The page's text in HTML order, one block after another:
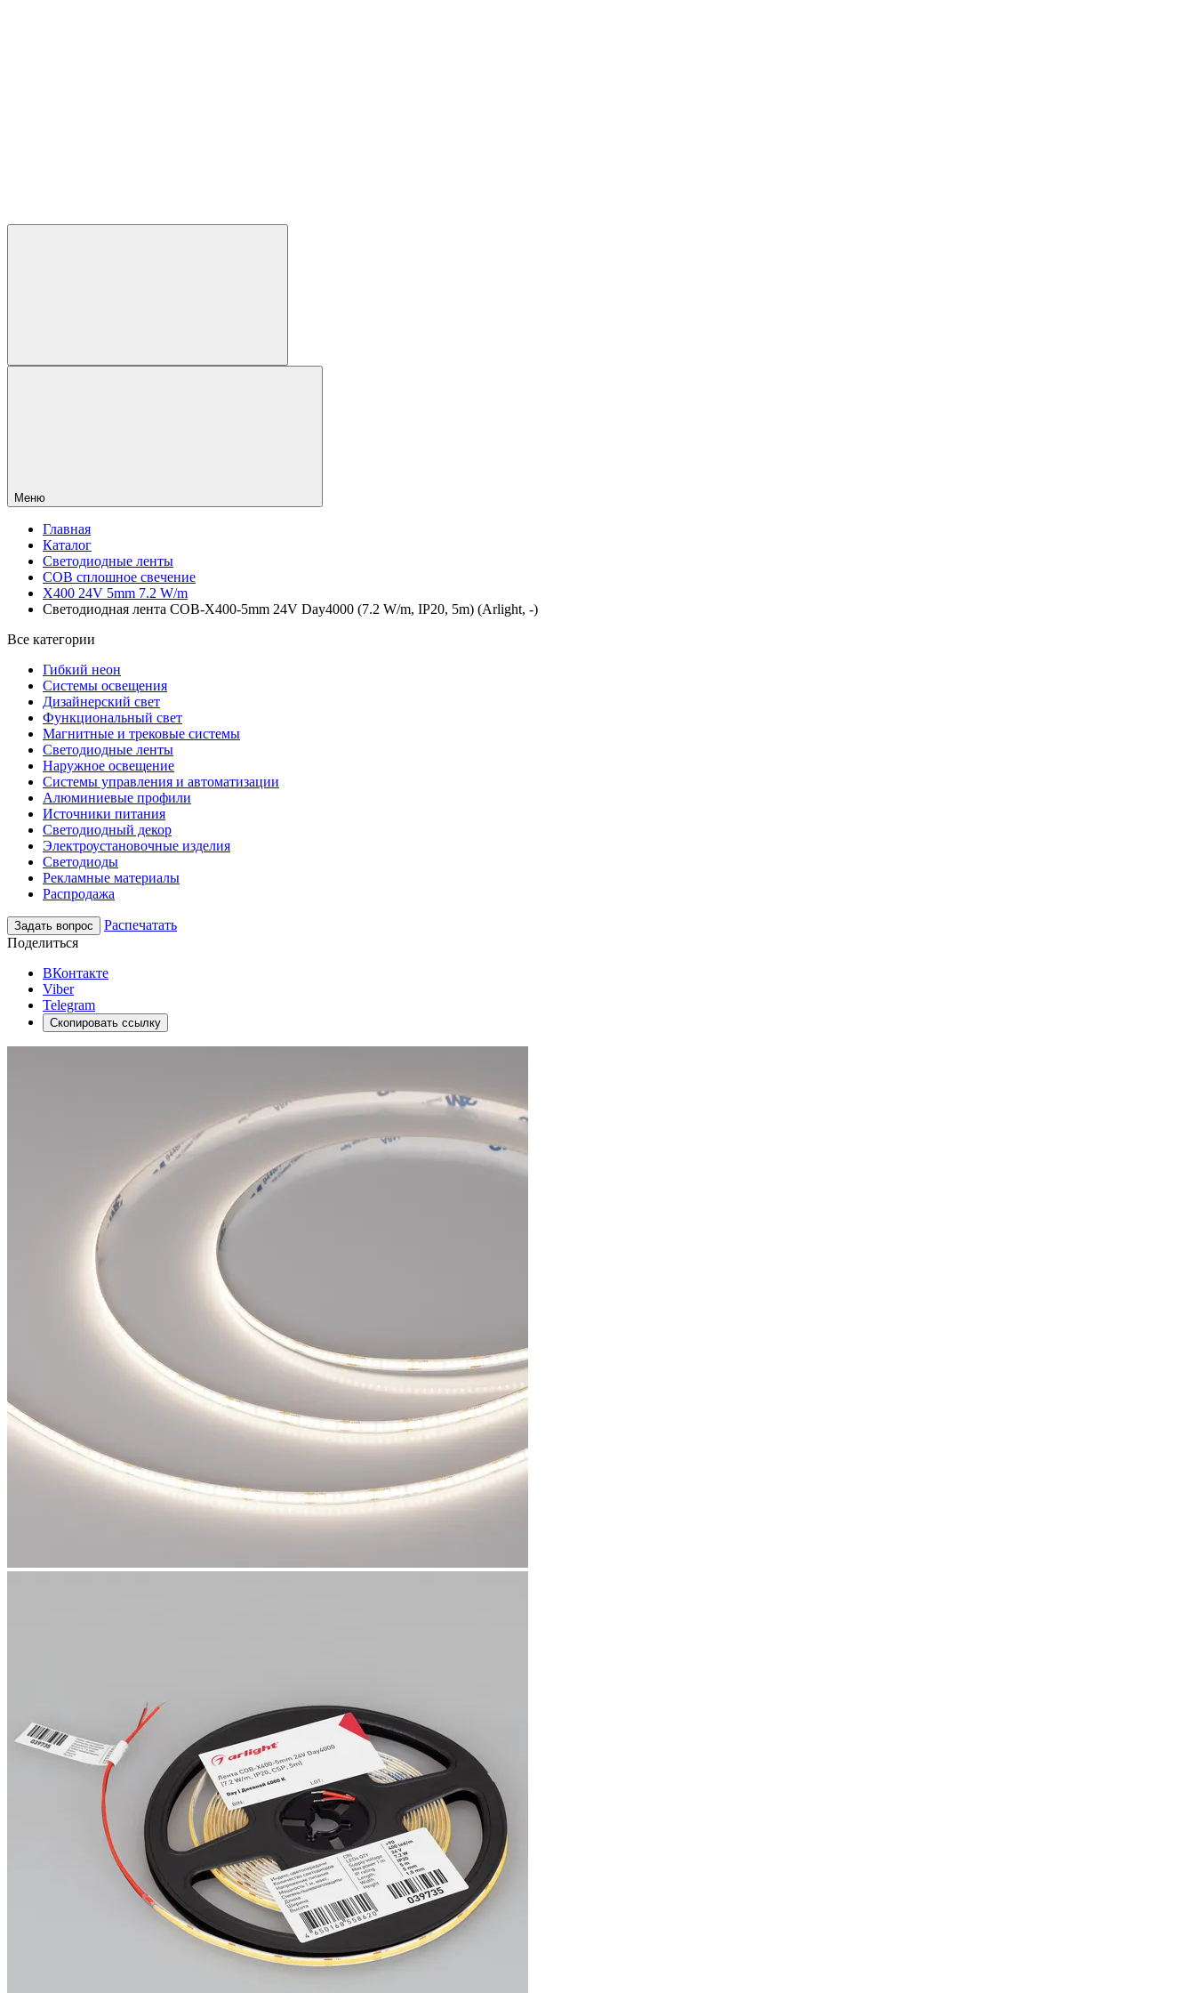
Меню
Главная
Каталог
Светодиодные ленты
COB сплошное свечение
X400 24V 5mm 7.2 W/m
Светодиодная лента COB-X400-5mm 24V Day4000 (7.2 W/m, IP20, 5m) (Arlight, -)
Все категории
Гибкий неон
Системы освещения
Дизайнерский свет
Функциональный свет
Магнитные и трековые системы
Светодиодные ленты
Наружное освещение
Системы управления и автоматизации
Алюминиевые профили
Источники питания
Светодиодный декор
Электроустановочные изделия
Светодиоды
Рекламные материалы
Распродажа
Задать вопрос
Распечатать
Поделиться
ВКонтакте
Viber
Telegram
Скопировать ссылку